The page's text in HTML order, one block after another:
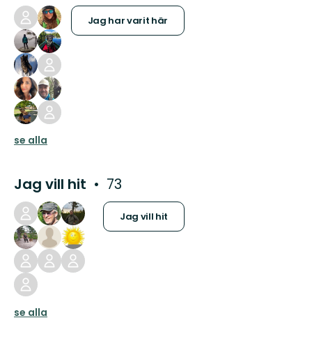
Jag har varit här
se alla
Jag vill hit 73
Jag vill hit
se alla